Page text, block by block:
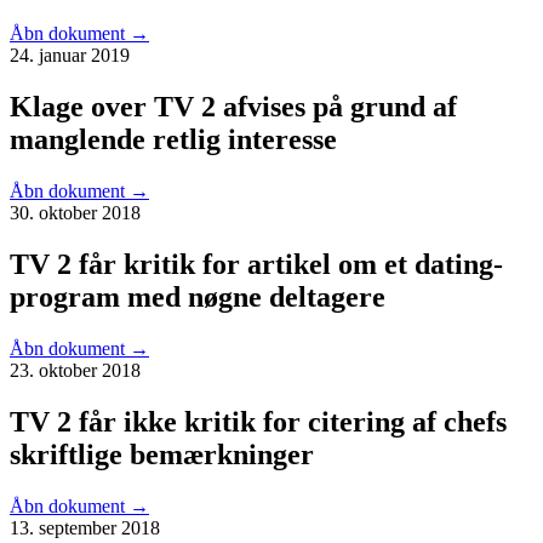
Åbn dokument →
24. januar 2019
Klage over TV 2 afvises på grund af
manglende retlig interesse
Åbn dokument →
30. oktober 2018
TV 2 får kritik for artikel om et dating-
program med nøgne deltagere
Åbn dokument →
23. oktober 2018
TV 2 får ikke kritik for citering af chefs
skriftlige bemærkninger
Åbn dokument →
13. september 2018